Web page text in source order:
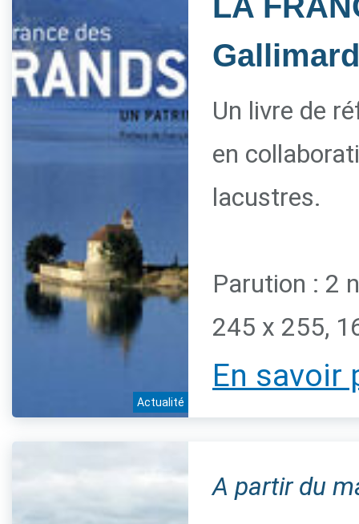
Actualité
Gallimard
Un livre de
en
lacustres.
Parution : 2
245 x 255,
En savoir
A partir du